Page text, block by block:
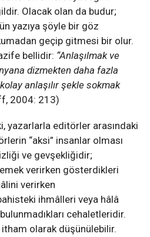
Olacak olan da budur;
yazıya şöyle bir göz
geçip gitmesi bir olur.
bellidir: “Anlaşılmak ve
dizmekten daha fazla
anlaşılır şekle sokmak
2004: 213)
yazarlarla editörler arasındaki
“aksi” insanlar olması
ve gevşekliğidir;
verirken gösterdikleri
verirken
ihmâlleri veya hâlâ
cehaletleridir.
itham olarak düşünülebilir.